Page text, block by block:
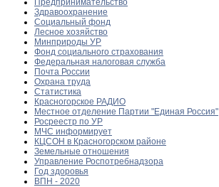
Здравоохранение
Социальный фонд
Лесное хозяйство
Минприроды УР
Фонд социального страхования
Федеральная налоговая служба
Почта России
Охрана труда
Статистика
Красногорское РАДИО
Местное отделение Партии "Единая Россия"
Росреестр по УР
МЧС информирует
КЦСОН в Красногорском районе
Земельные отношения
Управление Роспотребнадзора
Год здоровья
ВПН - 2020